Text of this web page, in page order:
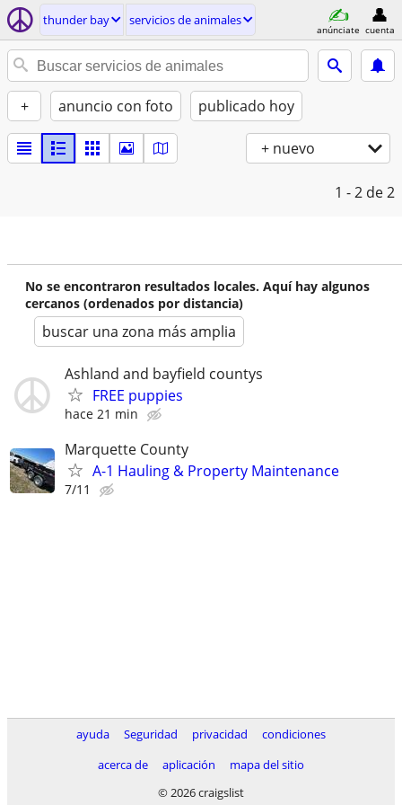
thunder bay servicios de animales
anúnciate cuenta
+ anuncio con foto publicado hoy
+ nuevo
1 - 2 de 2
No se encontraron resultados locales. Aquí hay algunos
cercanos (ordenados por distancia)
buscar una zona más amplia
Ashland and bayfield countys
FREE puppies
hace 21 min
Marquette County
A-1 Hauling & Property Maintenance
7/11
ayuda Seguridad privacidad
condiciones
acerca de
aplicación
mapa del sitio
© 2026 craigslist